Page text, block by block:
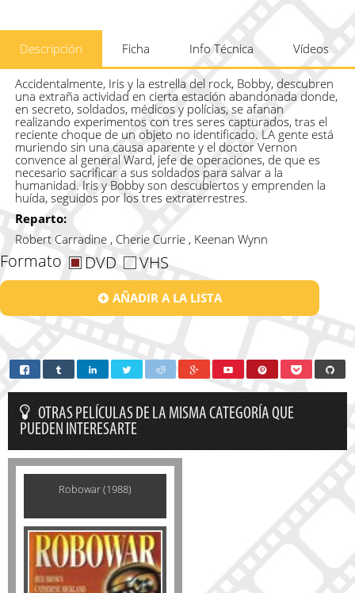
Descripción Ficha Info Técnica Vídeos
Accidentalmente, Iris y la estrella del rock, Bobby, descubren
una extraña actividad en cierta estación abandonada donde,
en secreto, soldados, médicos y polícias, se afanan
realizando experimentos con tres seres capturados, tras el
reciente choque de un objeto no identificado. LA gente está
muriendo sin una causa aparente y el doctor Vernon
convence al general Ward, jefe de operaciones, de que es
necesario sacrificar a sus soldados para salvar a la
humanidad. Iris y Bobby son descubiertos y emprenden la
huída, seguidos por los tres extraterrestres.
Reparto:
Robert Carradine , Cherie Currie , Keenan Wynn
Formato DVD VHS
AÑADIR A LA LISTA
OTRAS PELÍCULAS DE LA MISMA CATEGORÍA QUE
PUEDEN INTERESARTE
Robowar (1988)